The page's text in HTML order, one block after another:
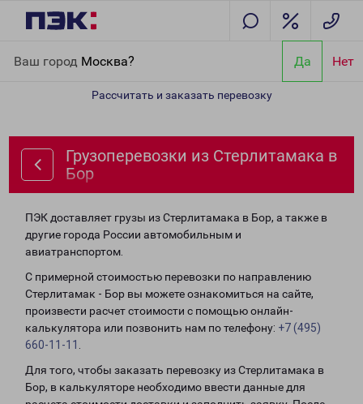
Ваш город Москва? Да Нет
Рассчитать и заказать перевозку
Грузоперевозки из Стерлитамака в
Бор
ПЭК доставляет грузы из Стерлитамака в Бор, а также в
другие города России автомобильным и
авиатранспортом.
С примерной стоимостью перевозки по направлению
Стерлитамак - Бор вы можете ознакомиться на сайте,
произвести расчет стоимости с помощью онлайн-
калькулятора или позвонить нам по телефону: +7 (495)
660-11-11
Для того, чтобы заказать перевозку из Стерлитамака в
Бор, в калькуляторе необходимо ввести данные для